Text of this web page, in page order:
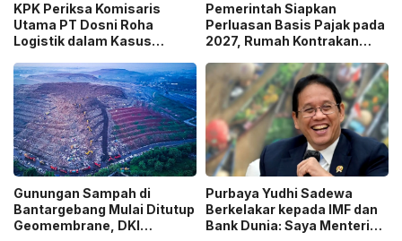
KPK Periksa Komisaris
Utama PT Dosni Roha
Logistik dalam Kasus
Pengangkutan Bansos!
Pemerintah Siapkan
Perluasan Basis Pajak pada
2027, Rumah Kontrakan
Pengawasan!
Gunungan Sampah di
Bantargebang Mulai Ditutup
Geomembrane, DKI
Purbaya Yudhi Sadewa
Berkelakar kepada IMF dan
Bank Dunia: Saya Menteri